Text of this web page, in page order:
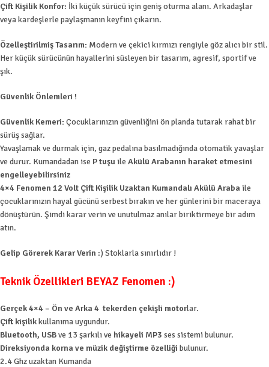
Çift Kişilik Konfor: İki küçük sürücü için geniş oturma alanı. Arkadaşlar
veya kardeşlerle paylaşmanın keyfini çıkarın.
Özelleştirilmiş Tasarım: Modern ve çekici kırmızı rengiyle göz alıcı bir stil.
Her küçük sürücünün hayallerini süsleyen bir tasarım, agresif, sportif ve
şık.
Güvenlik Önlemleri !
Güvenlik Kemeri: Çocuklarınızın güvenliğini ön planda tutarak rahat bir
sürüş sağlar.
Yavaşlamak ve durmak için, gaz pedalına basılmadığında otomatik yavaşlar
ve durur. Kumandadan ise P tuşu ile Akülü Arabanın haraket etmesini
engelleyebilirsiniz
4×4 Fenomen 12 Volt Çift Kişilik Uzaktan Kumandalı Akülü Araba ile
çocuklarınızın hayal gücünü serbest bırakın ve her günlerini bir maceraya
dönüştürün. Şimdi karar verin ve unutulmaz anılar biriktirmeye bir adım
atın.
Gelip Görerek Karar Verin :) Stoklarla sınırlıdır !
Teknik Özellikleri BEYAZ Fenomen :)
Gerçek 4×4 – Ön ve Arka 4 tekerden çekişli motorlar.
Çift kişilikkullanıma uygundur.
Bluetooth, USBve 13 şarkılı ve hikayeli MP3 ses sistemi bulunur.
Direksiyonda korna ve müzik değiştirme özelliği bulunur.
2.4 Ghz uzaktan Kumanda